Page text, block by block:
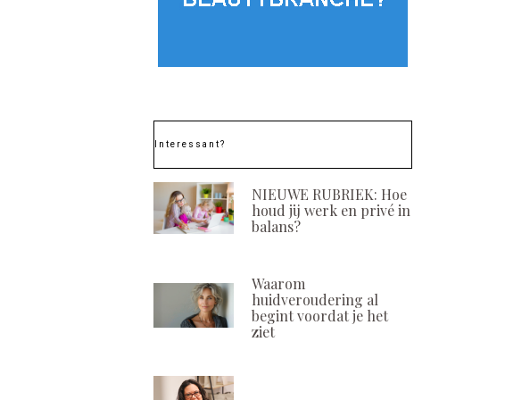
Interessant?
NIEUWE RUBRIEK: Hoe
houd jij werk en privé in
balans?
Waarom
huidveroudering al
begint voordat je het
ziet